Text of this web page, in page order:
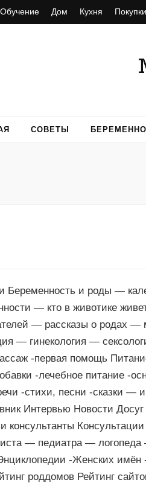
Обучение Дом Кухня Покупки
СОВЕТЫ
Беременность и роды —
— кто в животике
— рассказы о родах
— гинекология —
-первая помощь
-лечебное питание -
-стихи, песни -сказки —
Интервью Новости
консультанты
— педиатра —
-Женских имён
роддомов Рейтинг